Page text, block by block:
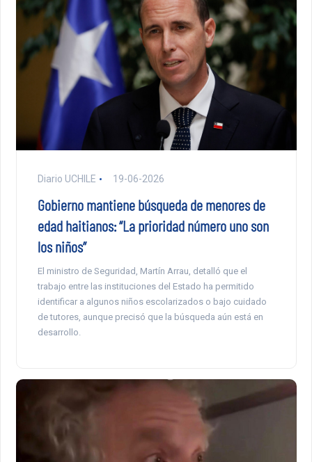
Diario UCHILE 19-06-2026
Gobierno mantiene búsqueda de menores de
edad haitianos: “La prioridad número uno son
los niños”
El ministro de Seguridad, Martín Arrau, detalló que el
trabajo entre las instituciones del Estado ha permitido
identificar a algunos niños escolarizados o bajo cuidado
de tutores, aunque precisó que la búsqueda aún está en
desarrollo.